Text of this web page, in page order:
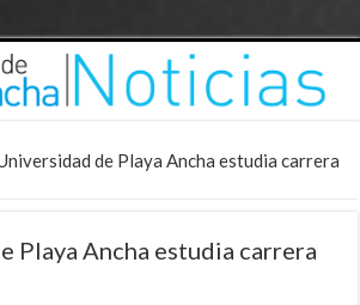
de Playa Ancha estudia carrera
Playa Ancha estudia carrera